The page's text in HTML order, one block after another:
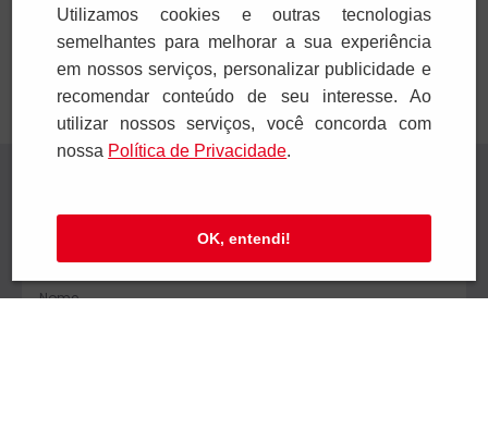
Preencha seus dados e receba novidades em
seu e-mail.
Utilizamos cookies e outras tecnologias
semelhantes para melhorar a sua experiência
em nossos serviços, personalizar publicidade e
recomendar conteúdo de seu interesse. Ao
utilizar nossos serviços, você concorda com
nossa Polí­tica de Privacidade.
OK, entendi!